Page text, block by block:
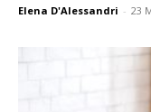
Elena D'Alessandri - 23